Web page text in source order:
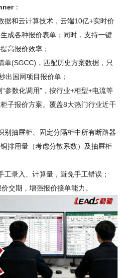
：
据和云计算技术，云端10亿+实时价
成各种报价表单；同时，支持一键
高报价效率；
单(SGCC)，匹配历史方案数据，只
出国网项目报价单；
“参数化调用”，按行业+柜型+电流等
子报价方案。覆盖8大热门行业近千
别抽屉柜、固定分隔柜中所有断路器
排用量（考虑分散系数）及抽屉柜
工录入、计算量，避免手工错误；
交期，增强报价接单能力。